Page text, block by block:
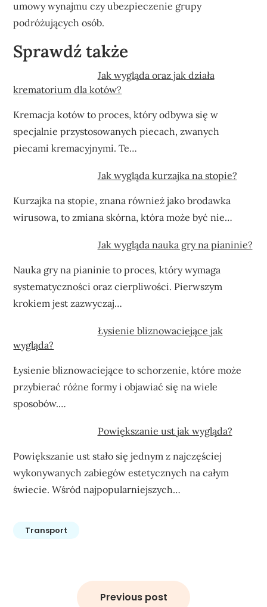
umowy wynajmu czy ubezpieczenie grupy
podróżujących osób.
Sprawdź także
Jak wygląda oraz jak działa
krematorium dla kotów?
Kremacja kotów to proces, który odbywa się w
specjalnie przystosowanych piecach, zwanych
piecami kremacyjnymi. Te…
Jak wygląda kurzajka na stopie?
Kurzajka na stopie, znana również jako brodawka
wirusowa, to zmiana skórna, która może być nie…
Jak wygląda nauka gry na pianinie?
Nauka gry na pianinie to proces, który wymaga
systematyczności oraz cierpliwości. Pierwszym
krokiem jest zazwyczaj…
Łysienie bliznowaciejące jak
wygląda?
Łysienie bliznowaciejące to schorzenie, które może
przybierać różne formy i objawiać się na wiele
sposobów.…
Powiększanie ust jak wygląda?
Powiększanie ust stało się jednym z najczęściej
wykonywanych zabiegów estetycznych na całym
świecie. Wśród najpopularniejszych…
Transport
Previous post